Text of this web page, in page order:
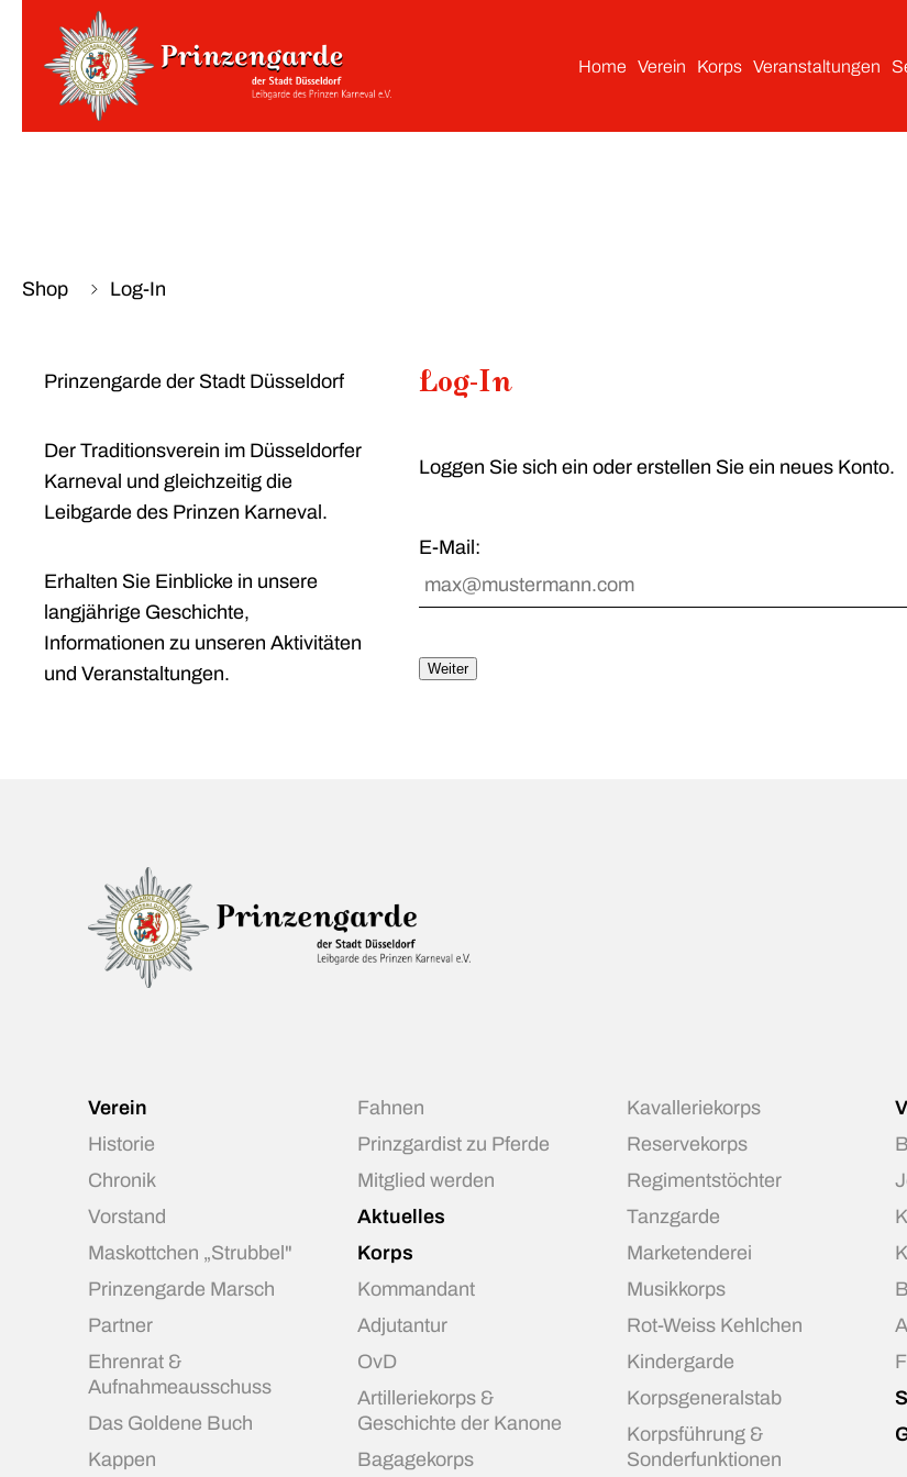
Home Verein Korps Veranstaltungen
Shop Log-In
Prinzengarde der Stadt Düsseldorf
Der Traditionsverein im Düsseldorfer
Karneval und gleichzeitig die
Leibgarde des Prinzen Karneval.
Erhalten Sie Einblicke in unsere
langjährige Geschichte,
Informationen zu unseren Aktivitäten
und Veranstaltungen.
Log-In
Loggen Sie sich ein oder erstellen Sie ein neues Konto.
E-Mail:
Weiter
Verein
Historie
Chronik
Vorstand
Maskottchen „Strubbel"
Prinzengarde Marsch
Partner
Ehrenrat &
Aufnahmeausschuss
Das Goldene Buch
Kappen
Fahnen
Prinzgardist zu Pferde
Mitglied werden
Aktuelles
Korps
Kommandant
Adjutantur
OvD
Artilleriekorps &
Geschichte der Kanone
Bagagekorps
Kavalleriekorps
Reservekorps
Regimentstöchter
Tanzgarde
Marketenderei
Musikkorps
Rot-Weiss Kehlchen
Kindergarde
Korpsgeneralstab
Korpsführung &
Sonderfunktionen